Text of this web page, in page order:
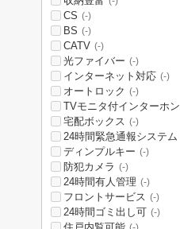
CS (-)
BS (-)
CATV (-)
光ファイバー (-)
インターネット対応 (-)
オートロック (-)
TVモニタ付インターホン
宅配ボックス (-)
24時間緊急通報システム
ディンプルキー (-)
防犯カメラ (-)
24時間有人管理 (-)
フロントサービス (-)
24時間ゴミ出し可 (-)